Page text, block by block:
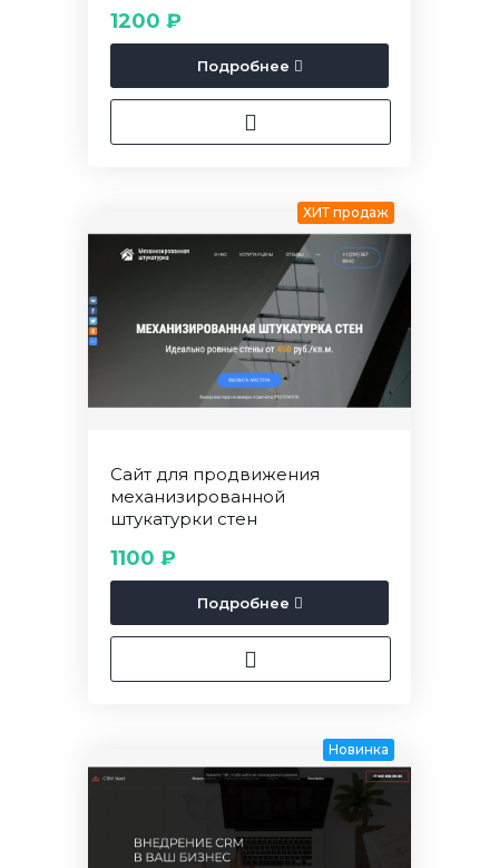
1200 ₽
Подробнее
ХИТ продаж
Сайт для продвижения
механизированной
штукатурки стен
1100 ₽
Подробнее
Новинка